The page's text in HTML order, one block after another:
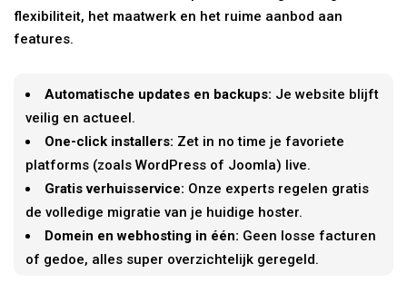
flexibiliteit, het maatwerk en het ruime aanbod aan
features.
Automatische updates en backups: Je website blijft
veilig en actueel.
One-click installers: Zet in no time je favoriete
platforms (zoals WordPress of Joomla) live.
Gratis verhuisservice: Onze experts regelen gratis
de volledige migratie van je huidige hoster.
Domein en webhosting in één: Geen losse facturen
of gedoe, alles super overzichtelijk geregeld.